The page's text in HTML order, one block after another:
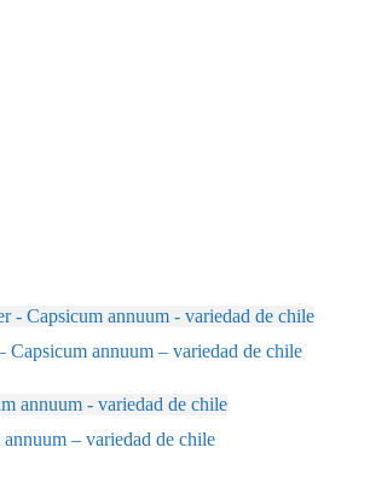
Capsicum annuum – variedad de chile
– variedad de chile